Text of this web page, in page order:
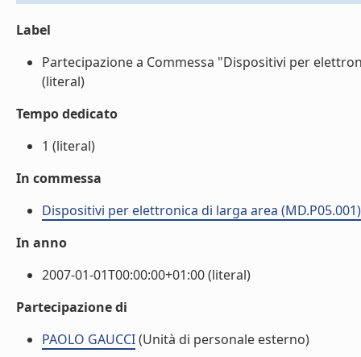
Label
Partecipazione a Commessa "Dispositivi per
(literal)
Tempo dedicato
1 (literal)
In commessa
Dispositivi per elettronica di larga area (MD.P05.001)
In anno
2007-01-01T00:00:00+01:00 (literal)
Partecipazione di
PAOLO GAUCCI(Unità di personale esterno)